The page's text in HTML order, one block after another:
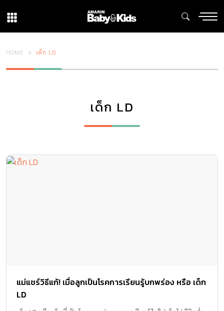
HOME เด็ก LD
เด็ก LD
แม่แชร์วิธีแก้! เมื่อลูกเป็นโรคการเรียนรู้บกพร่อง หรือ เด็ก
LD